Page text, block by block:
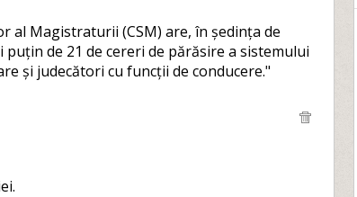
al Magistraturii (CSM) are, în ședința de
de 21 de cereri de părăsire a sistemului
și judecători cu funcții de conducere."